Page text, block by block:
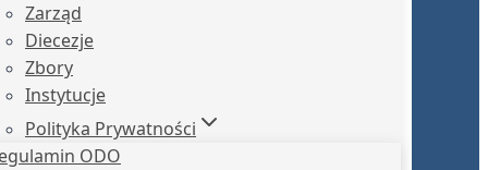
Zarząd
Diecezje
Zbory
Instytucje
Polityka Prywatności
ODO